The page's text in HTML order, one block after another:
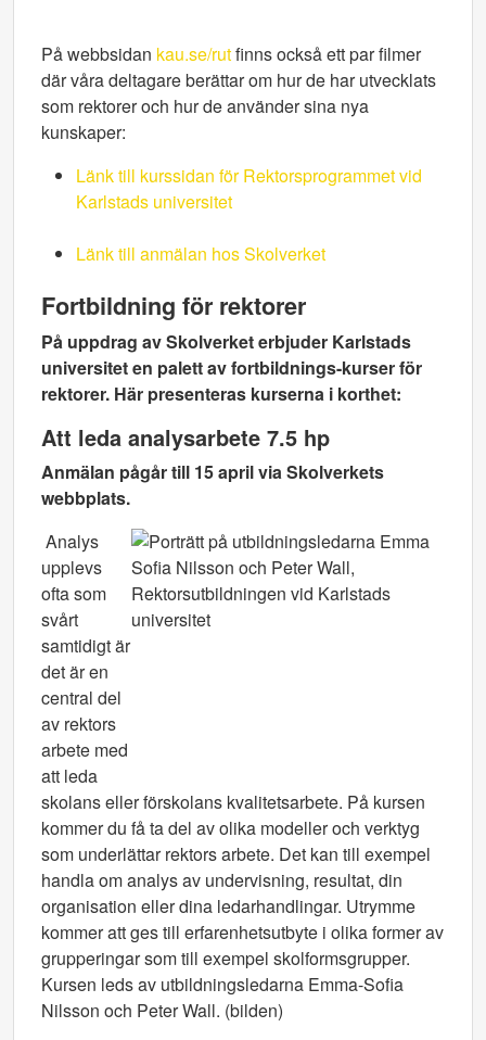
På webbsidan kau.se/rutfinns också ett par filmer
där våra deltagare berättar om hur de har utvecklats
som rektorer och hur de använder sina nya
kunskaper:
Länk till kurssidan för Rektorsprogrammet vid
Karlstads universitet
Länk till anmälan hos Skolverket
Fortbildning för rektorer
På uppdrag av Skolverket erbjuder Karlstads
universitet en palett av fortbildnings-kurser för
rektorer. Här presenteras kurserna i korthet:
Att leda analysarbete 7.5 hp
Anmälan pågår till 15 april via Skolverkets
webbplats.
Analys
upplevs
ofta som
svårt
samtidigt är
det är en
central del
av rektors
arbete med
att leda
skolans eller förskolans kvalitetsarbete. På kursen
kommer du få ta del av olika modeller och verktyg
som underlättar rektors arbete. Det kan till exempel
handla om analys av undervisning, resultat, din
organisation eller dina ledarhandlingar. Utrymme
kommer att ges till erfarenhetsutbyte i olika former av
grupperingar som till exempel skolformsgrupper.
Kursen leds av utbildningsledarna Emma-Sofia
Nilsson och Peter Wall. (bilden)